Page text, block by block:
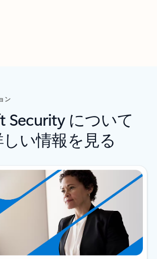
イドへ
ン
Security について
い情報を見る